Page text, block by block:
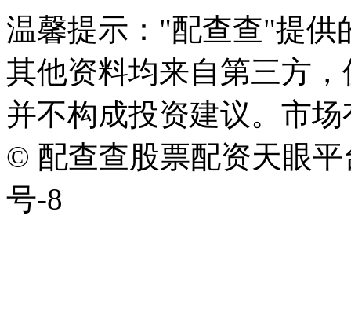
温馨提示："配查查"提供
其他资料均来自第三方
并不构成投资建议。市
© 配查查股票配资天眼平
号-8